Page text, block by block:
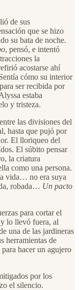
de sus
que se hizo
su bata de noche.
, pensó, e intentó
la
acostarse ahí
cómo su interior
ser recibida por
estaba
y tristeza.
las divisiones del
hasta que pujó por
El lloriqueo del
El súbito pensar
la criatura
como una persona.
vida… no era suya
robada… Un pacto
para cortar el
lo llevó fuera, al
una de las jardineras
herramientas de
hacer un agujero
por los
el silencio.